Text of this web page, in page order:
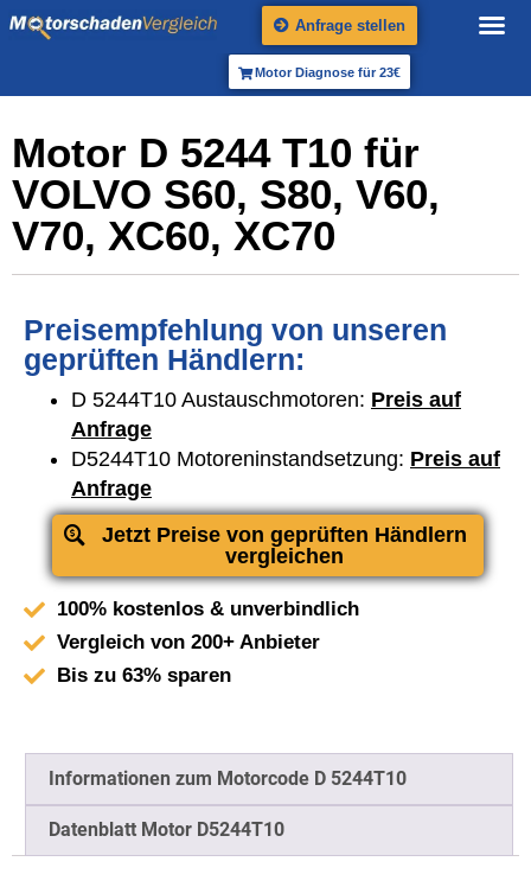
Anfrage stellen
Motor Diagnose für 23€
Motor D 5244 T10 für
VOLVO S60, S80, V60,
V70, XC60, XC70
Preisempfehlung von unseren
geprüften Händlern:
D 5244T10 Austauschmotoren: Preis auf
Anfrage
D5244T10 Motoreninstandsetzung: Preis auf
Anfrage
Jetzt Preise von geprüften Händlern
vergleichen
100% kostenlos & unverbindlich
Vergleich von 200+ Anbieter
Bis zu 63% sparen
Informationen zum Motorcode D 5244T10
Datenblatt Motor D5244T10